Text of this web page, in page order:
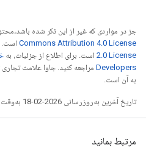
جز در مواردی که غیر از این ذکر شده
Commons Attribution 4.0 License است.
2.0 License است. برای اطلاع از جزئیات، به
Developers‏
به آن است.
تاریخ آخرین به‌روزرسانی 2026-02-18 به‌وقت ساعت هماهنگ جهانی.
مرتبط بمانید